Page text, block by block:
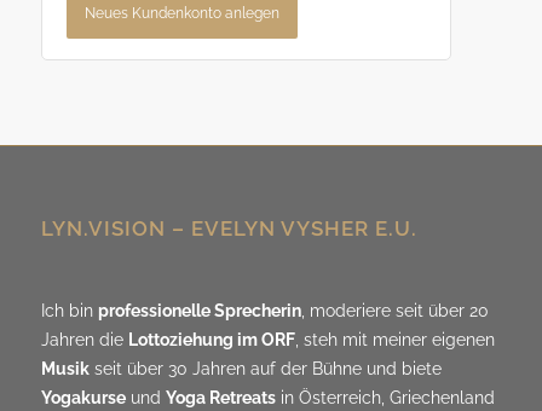
Neues Kundenkonto anlegen
LYN.VISION – EVELYN VYSHER E.U.
Ich bin professionelle Sprecherin, moderiere seit über 20
Jahren die Lottoziehung im ORF, steh mit meiner eigenen
Musikseit über 30 Jahren auf der Bühne und biete
Yogakurseund Yoga Retreatsin Österreich, Griechenland